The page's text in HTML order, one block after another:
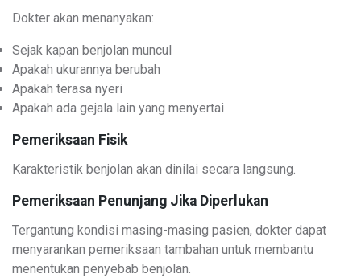
Dokter akan menanyakan:
Sejak kapan benjolan muncul
Apakah ukurannya berubah
Apakah terasa nyeri
Apakah ada gejala lain yang menyertai
Pemeriksaan Fisik
Karakteristik benjolan akan dinilai secara langsung.
Pemeriksaan Penunjang Jika Diperlukan
Tergantung kondisi masing-masing pasien, dokter dapat
menyarankan pemeriksaan tambahan untuk membantu
menentukan penyebab benjolan.